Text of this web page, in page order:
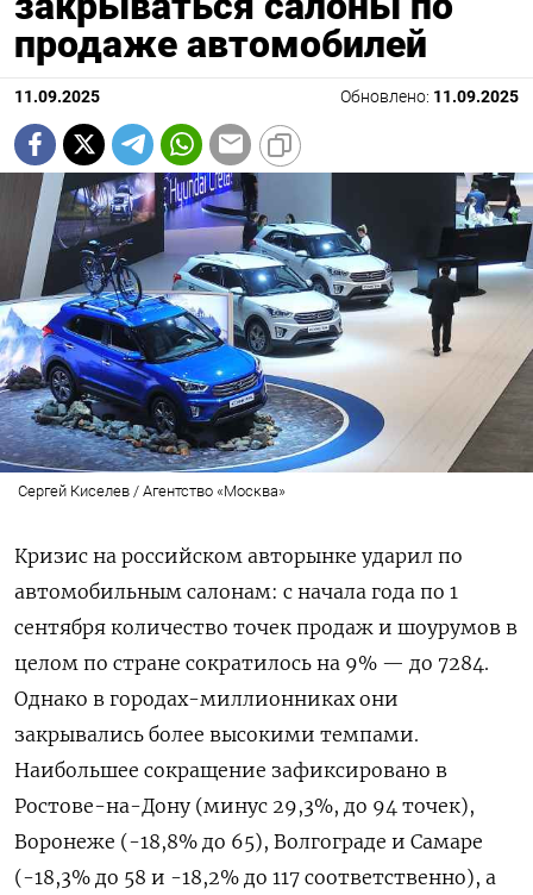
продаже автомобилей
11.09.2025 Обновлено: 11.09.2025
Сергей Киселев / Агентство «Москва»
Кризис на российском авторынке ударил по
автомобильным салонам: с начала года по 1
сентября количество точек продаж и шоурумов в
целом по стране сократилось на 9% — до 7284.
Однако в городах-миллионниках они
закрывались более высокими темпами.
Наибольшее сокращение зафиксировано в
Ростове-на-Дону (минус 29,3%, до 94 точек),
Воронеже (-18,8% до 65), Волгограде и Самаре
(-18,3% до 58 и -18,2% до 117 соответственно), а